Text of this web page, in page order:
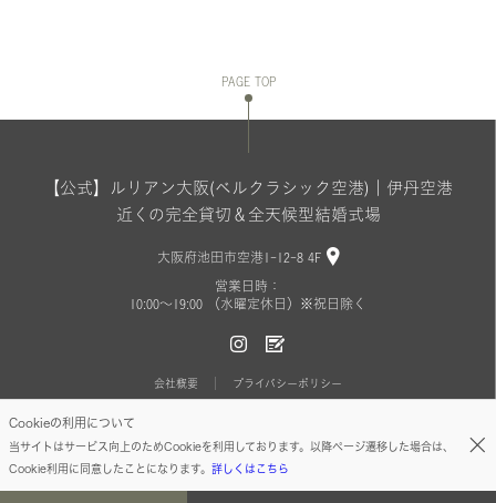
Cookieの利用について
当サイトはサービス向上のためCookieを利用しております。以降ページ遷移した場合は、
Cookie利用に同意したことになります。 詳しくはこちら
PAGE TOP
【公式】ルリアン大阪(ベルクラシック空港)｜伊丹空港
近くの完全貸切＆全天候型結婚式場
大阪府池田市空港1-12-8 4F
営業日時：
10:00〜19:00 （水曜定休日）※祝日除く
会社概要 プライバシーポリシー